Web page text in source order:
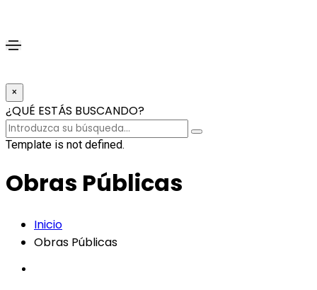
×
¿QUÉ ESTÁS BUSCANDO?
Template is not defined.
Obras Públicas
Inicio
Obras Públicas